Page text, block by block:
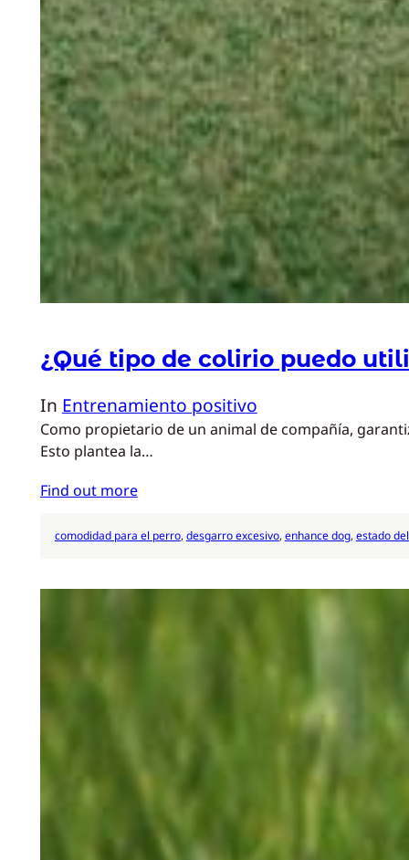
¿Qué tipo de colirio puedo
In Entrenamiento positivo
Como propietario de un animal de compañía,
Esto plantea la…
Find out more
comodidad para el perro, desgarro excesivo, enhance dog, estado